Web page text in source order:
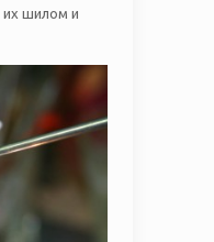
их шилом и